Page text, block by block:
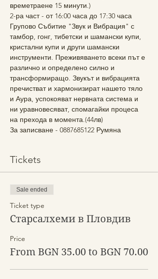
времетраене 15 минути.)
2-ра част - от 16:00 часа до 17:30 часа
Групово Събитие "Звук и Вибрация" с
тамбор, гонг, тибетски и шамански купи,
кристални купи и други шамански
инструменти. Преживяването всеки път е
различно и определено силно и
трансформиращо. Звукът и вибрацията
пречистват и хармонизират нашето тяло
и Аура, успокояват нервната система и
ни уравновесяват, спомагайки процеса
на прехода в момента.(44лв)
За записване - 0887685122 Румяна
Tickets
Sale ended
Ticket type
Старсалхеми в Пловдив
Price
From BGN 35.00 to BGN 70.00